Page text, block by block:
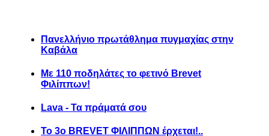
Πανελλήνιο πρωτάθλημα πυγμαχίας στην
Καβάλα
Με 110 ποδηλάτες το φετινό Brevet
Φιλίππων!
Lava - Τα πράματά σου
Το 3ο BREVET ΦΙΛΙΠΠΩΝ έρχεται!..